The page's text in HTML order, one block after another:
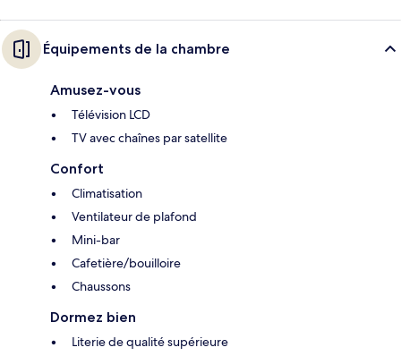
Équipements de la chambre
Amusez-vous
Télévision LCD
TV avec chaînes par satellite
Confort
Climatisation
Ventilateur de plafond
Mini-bar
Cafetière/bouilloire
Chaussons
Dormez bien
Literie de qualité supérieure